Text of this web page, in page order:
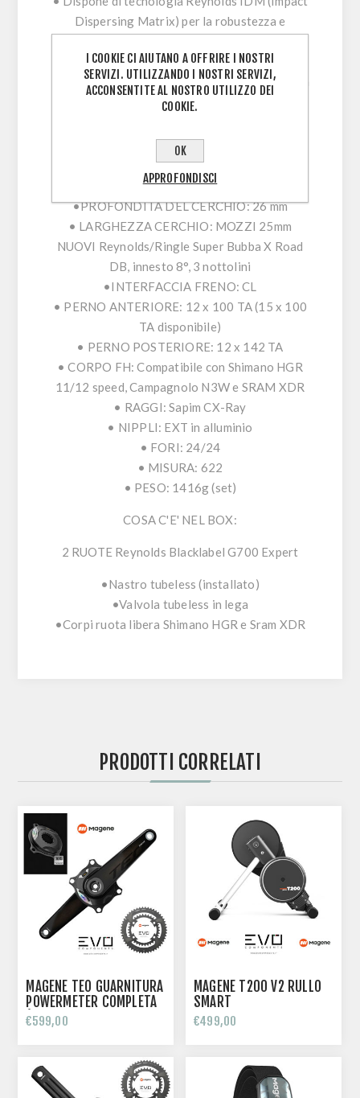
Dispersing Matrix) per la robustezza e
• Reynolds/Ringle Super Bubba X Road DB con
innesto a 8°
•USO: Gravel
•TECNOLOGIA DEL CERCHIO: MR5 IDM TSS
•PROFONDITÀ DEL CERCHIO: 26 mm
• LARGHEZZA CERCHIO: MOZZI 25mm
NUOVI Reynolds/Ringle Super Bubba X Road
DB, innesto 8°, 3 nottolini
•INTERFACCIA FRENO: CL
• PERNO ANTERIORE: 12 x 100 TA (15 x 100
TA disponibile)
• PERNO POSTERIORE: 12 x 142 TA
• CORPO FH: Compatibile con Shimano HGR
11/12 speed, Campagnolo N3W e SRAM XDR
• RAGGI: Sapim CX-Ray
• NIPPLI: EXT in alluminio
• FORI: 24/24
• MISURA: 622
• PESO: 1416g (set)
COSA C'E' NEL BOX:
2 RUOTE Reynolds Blacklabel G700 Expert
•Nastro tubeless (installato)
•Valvola tubeless in lega
•Corpi ruota libera Shimano HGR e Sram XDR
PRODOTTI CORRELATI
MAGENE TEO GUARNITURA
POWERMETER COMPLETA
(PM+GUARNITURA+CORONE)
€599,00
MAGENE T200 V2 RULLO
SMART
€499,00
I COOKIE CI AIUTANO A OFFRIRE I NOSTRI
SERVIZI. UTILIZZANDO I NOSTRI SERVIZI,
ACCONSENTITE AL NOSTRO UTILIZZO DEI
COOKIE.
OK
APPROFONDISCI